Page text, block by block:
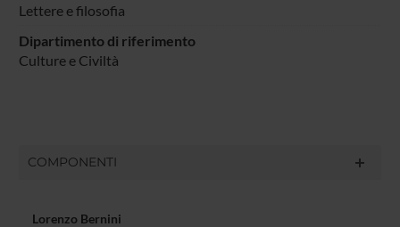
Lettere e filosofia
Dipartimento di riferimento
Culture e Civiltà
COMPONENTI
Lorenzo Bernini